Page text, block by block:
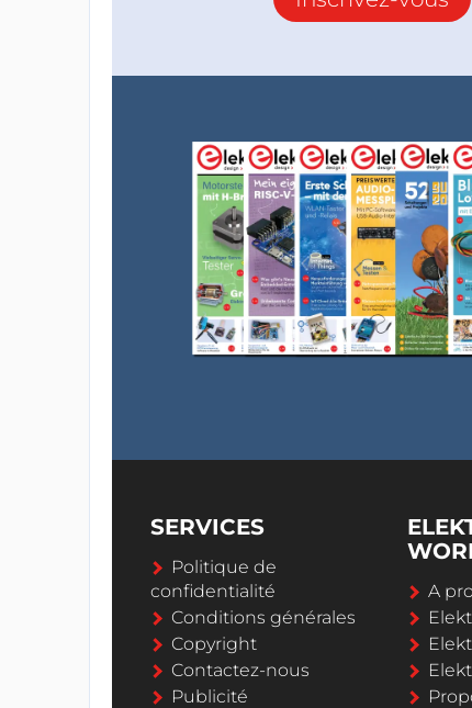
SERVICES
Politique de
confidentialité
Conditions générales
Copyright
Contactez-nous
Publicité
A